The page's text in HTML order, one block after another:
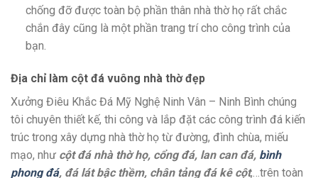
chống đỡ được toàn bộ phần thân nhà thờ họ rất chắc
chắn đây cũng là một phần trang trí cho công trình của
bạn.
Địa chỉ làm cột đá vuông nhà thờ đẹp
Xưởng Điêu Khắc Đá Mỹ Nghệ Ninh Vân – Ninh Bình chúng
tôi chuyên thiết kế, thi công và lắp đặt các công trình đá kiến
trúc trong xây dựng nhà thờ họ từ đường, đình chùa, miếu
mạo, như cột đá nhà thờ họ, cổng đá, lan can đá, bình
phong đá, đá lát bậc thềm, chân tảng đá kê cột,…trên toàn